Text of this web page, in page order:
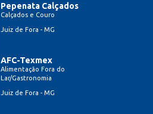
Pepenata Calçados
Calçados e Couro
Juiz de Fora - MG
AFC-Texmex
Alimentação Fora do
Lar/Gastronomia
Juiz de Fora - MG